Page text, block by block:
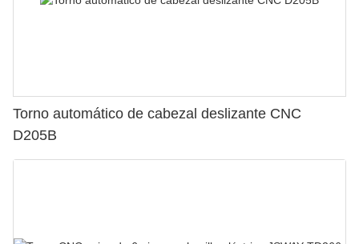
Torno automático de cabezal deslizante CNC
D205B